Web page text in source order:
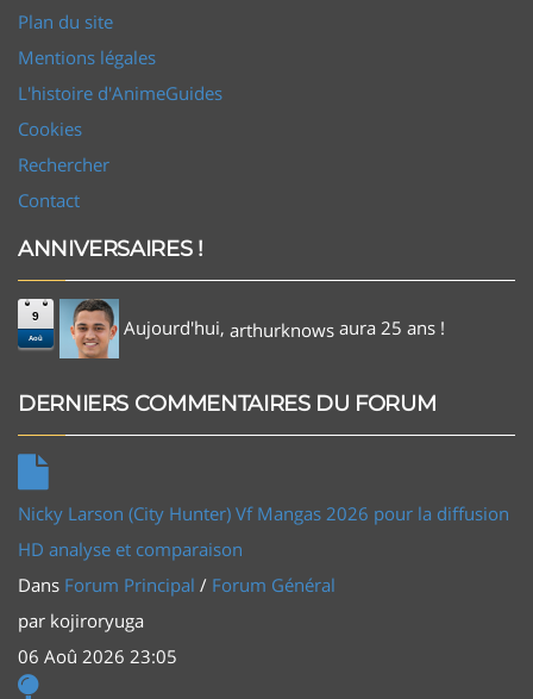
Plan du site
Mentions légales
L'histoire d'AnimeGuides
Cookies
Rechercher
Contact
ANNIVERSAIRES !
9
Aoû Aujourd'hui, arthurknows aura 25 ans !
DERNIERS COMMENTAIRES DU FORUM
Nicky Larson (City Hunter) Vf Mangas 2026 pour la diffusion
HD analyse et comparaison
Dans Forum Principal / Forum Général
par kojiroryuga
06 Aoû 2026 23:05